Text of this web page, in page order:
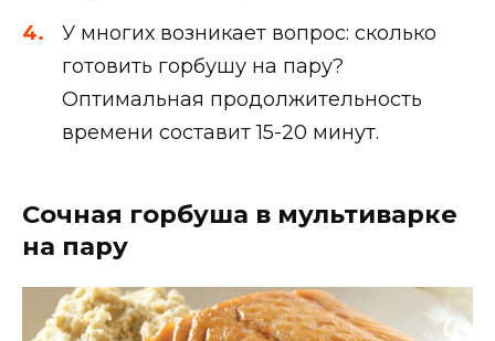
У многих возникает вопрос: сколько
готовить горбушу на пару?
Оптимальная продолжительность
времени составит 15-20 минут.
Сочная горбуша в мультиварке
на пару